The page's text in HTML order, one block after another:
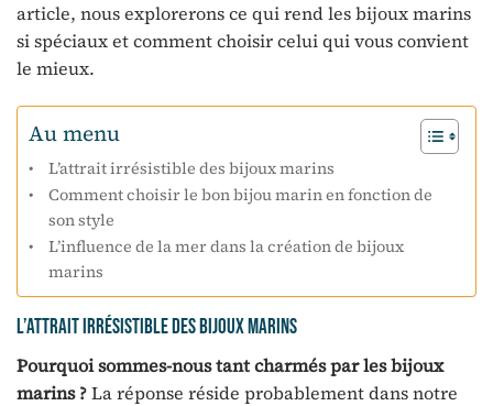
article, nous explorerons ce qui rend les bijoux marins
si spéciaux et comment choisir celui qui vous convient
le mieux.
Au menu
L’attrait irrésistible des bijoux marins
Comment choisir le bon bijou marin en fonction de
son style
L’influence de la mer dans la création de bijoux
marins
L’attrait irrésistible des bijoux marins
Pourquoi sommes-nous tant charmés par les bijoux
marins ?La réponse réside probablement dans notre